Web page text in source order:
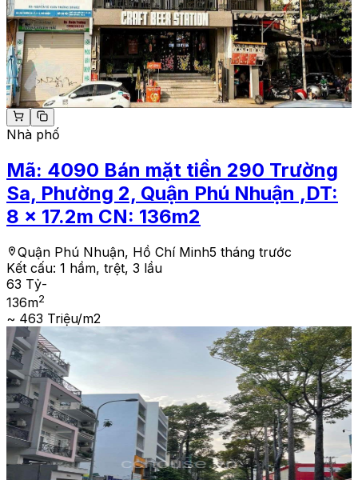
Nhà phố
Mã: 4090 Bán mặt tiền 290 Trường
Sa, Phường 2, Quận Phú Nhuận ,DT:
8 x 17.2m CN: 136m2
Quận Phú Nhuận, Hồ Chí Minh5 tháng trước
Kết cấu: 1 hầm, trệt, 3 lầu
63 Tỷ-
136m2
~ 463 Triệu/m2